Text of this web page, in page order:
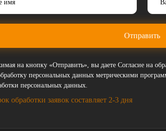
Отправить
на кнопку «Отправить», вы даете Согласие на
персональных данных метрическими
персональных данных.
обработки заявок составляет 2-3 дня